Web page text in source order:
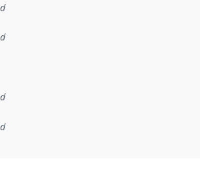
or other specification that forms the basis